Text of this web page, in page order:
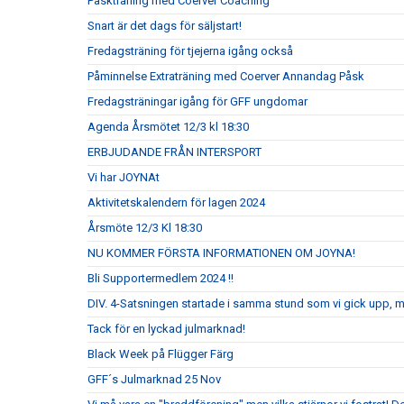
Snart är det dags för säljstart!
Fredagsträning för tjejerna igång också
Påminnelse Extraträning med Coerver Annandag Påsk
Fredagsträningar igång för GFF ungdomar
Agenda Årsmötet 12/3 kl 18:30
ERBJUDANDE FRÅN INTERSPORT
Vi har JOYNAt
Aktivitetskalendern för lagen 2024
Årsmöte 12/3 Kl 18:30
NU KOMMER FÖRSTA INFORMATIONEN OM JOYNA!
Bli Supportermedlem 2024 !!
DIV. 4-Satsningen startade i samma stund som vi gick upp,
Tack för en lyckad julmarknad!
Black Week på Flügger Färg
GFF´s Julmarknad 25 Nov